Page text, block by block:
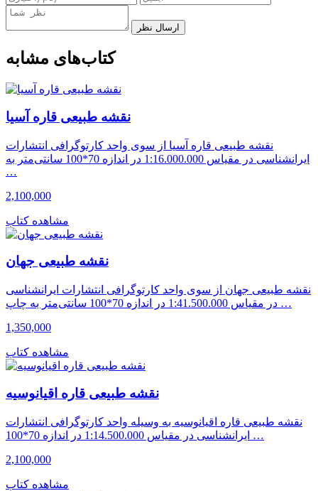
ارسال نظر
کتاب‌های مشابه
نقشه طبیعی قاره آسیا
نقشه طبیعی قاره آسیا از سوی واحد کارتوگرافی انتشارات
ایرانشناسی در مقیاس 1:16.000.000 در اندازه 70*100 سانتی‌متر به
…
2,100,000
مشاهده کتاب
نقشه طبیعی جهان
نقشه طبیعی جهان از سوی واحد کارتوگرافی انتشارات ایرانشناسی
در مقیاس 1:41.500.000 در اندازه 70*100 سانتی‌متر به چاپ …
1,350,000
مشاهده کتاب
نقشه طبیعی قاره اقیانوسیه
نقشه طبیعی قاره اقیانوسیه به وسیله واحد کارتوگرافی انتشارات
ایرانشناسی در مقیاس 1:14.500.000 در اندازه 70*100 …
2,100,000
مشاهده کتاب